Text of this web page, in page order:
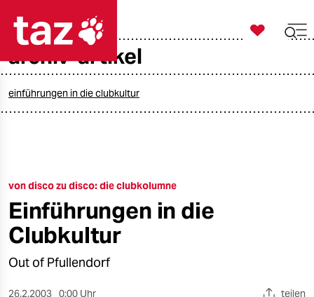
taz zahl ich
öko
gesellschaft
kultur
sport

taz zahl ich
archiv-artikel
einführungen in die clubkultur
von disco zu disco: die clubkolumne
Einführungen in die
Clubkultur
Out of Pfullendorf
26.2.2003 0:00 Uhr teilen